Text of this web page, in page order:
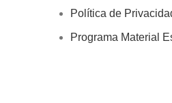
Política de
Programa Material